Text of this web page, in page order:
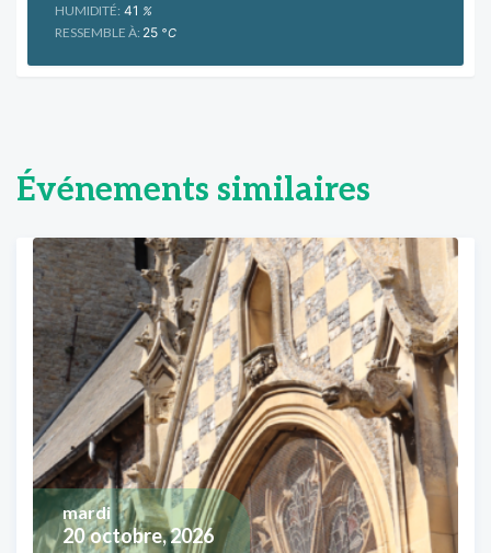
HUMIDITÉ: 41 %
RESSEMBLE À: 25 °C
Événements similaires
20 octobre, 2026
mardi